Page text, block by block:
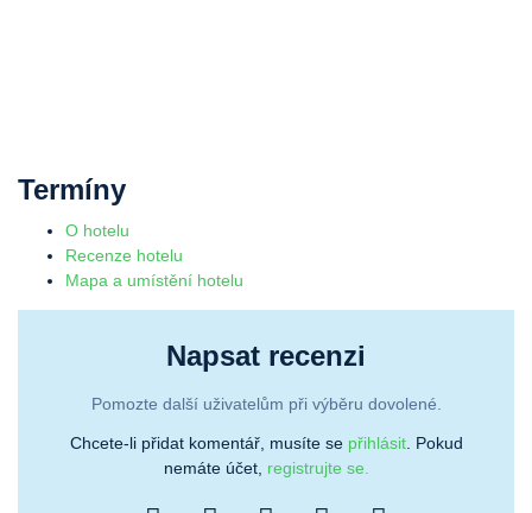
Termíny
O hotelu
Recenze hotelu
Mapa a umístění hotelu
Napsat recenzi
Pomozte další uživatelům při výběru dovolené.
Chcete-li přidat komentář, musíte se přihlásit. Pokud
nemáte účet, registrujte se.